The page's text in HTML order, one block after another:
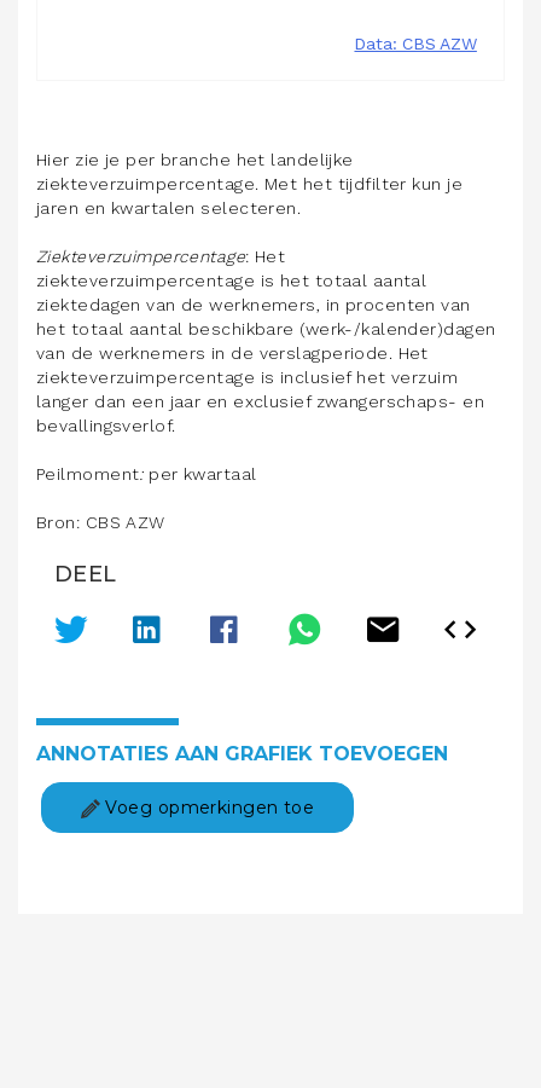
Hier zie je per branche het landelijke
ziekteverzuimpercentage. Met het tijdfilter kun je
jaren en kwartalen selecteren.
Ziekteverzuimpercentage: Het
ziekteverzuimpercentage is het totaal aantal
ziektedagen van de werknemers, in procenten van
het totaal aantal beschikbare (werk-/kalender)dagen
van de werknemers in de verslagperiode. Het
ziekteverzuimpercentage is inclusief het verzuim
langer dan een jaar en exclusief zwangerschaps- en
bevallingsverlof.
Peilmoment:per kwartaal
Bron: CBS AZW
DEEL
ANNOTATIES AAN GRAFIEK TOEVOEGEN
Voeg opmerkingen toe